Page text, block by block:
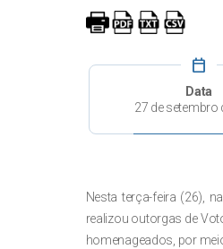
calendar_today
Data
27 de setembro
Nesta terça-feira (26),
realizou outorgas de
homenageados, por